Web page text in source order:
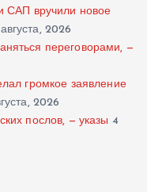
САП вручили новое
2026
переговорами, —
громкое заявление
2026
послов, — указы 4